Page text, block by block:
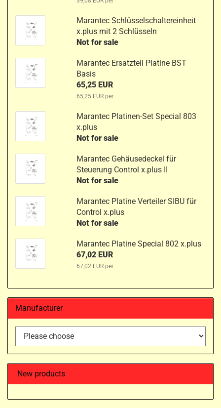
Marantec Schlüsselschaltereinheit
x.plus mit 2 Schlüsseln
Not for sale
Marantec Ersatzteil Platine BST
Basis
65,25 EUR
65,25 EUR per
Marantec Platinen-Set Special 803
x.plus
Not for sale
Marantec Gehäusedeckel für
Steuerung Control x.plus II
Not for sale
Marantec Platine Verteiler SIBU für
Control x.plus
Not for sale
Marantec Platine Special 802 x.plus
67,02 EUR
67,02 EUR per
Manufacturer
New products